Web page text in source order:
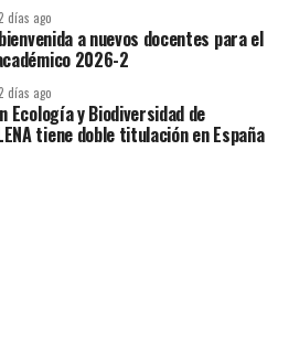
días ago
a nuevos docentes para el
2026-2
días ago
Ecología y Biodiversidad de
tiene doble titulación en España